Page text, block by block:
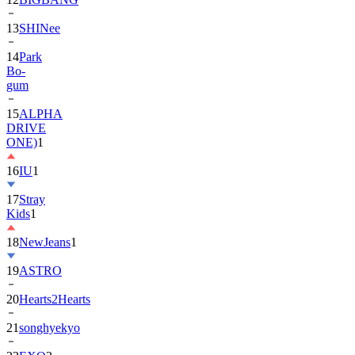
13SHINee
14Park
Bo-
gum
15ALPHA
DRIVE
ONE)1
16IU1
17Stray
Kids1
18NewJeans1
19ASTRO
20Hearts2Hearts
21songhyekyo